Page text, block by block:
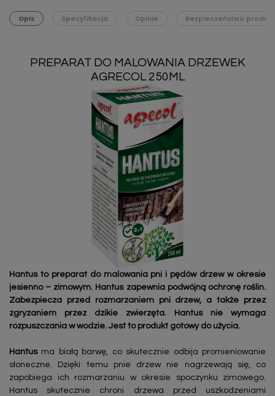
Opis Specyfikacja Opinie Bezpieczeństwo
PREPARAT DO MALOWANIA DRZEWEK
AGRECOL 250ML
Hantus to preparat do malowania pni i pędów drzew w okresie
jesienno – zimowym. Hantus zapewnia podwójną ochronę roślin.
Zabezpiecza przed rozmarzaniem pni drzew, a także przez
zgryzaniem przez dzikie zwierzęta. Hantus nie wymaga
rozpuszczania w wodzie. Jest to produkt gotowy do użycia.
Hantus ma białą barwę, co skutecznie odbija promieniowanie
słoneczne. Dzięki temu pnie drzew nie nagrzewają się, co
zapobiega ich rozmarzaniu w okresie spoczynku zimowego.
Hantus skutecznie chroni drzewa przed uszkodzeniami